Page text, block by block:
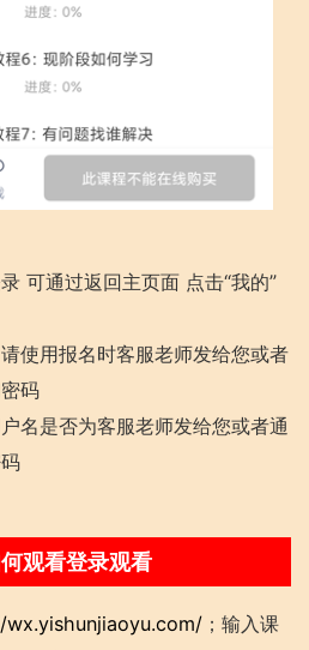
可通过返回主页面 点击“我的”
使用报名时客服老师发给您或者
码
名是否为客服老师发给您或者通
观看登录观看
；输入课